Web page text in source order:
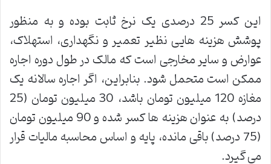
این کسر 25 درصدی یک نرخ ثابت بوده و به منظور
پوشش هزینه هایی نظیر تعمیر و نگهداری، استهلاک،
عوارض و سایر مخارجی است که مالک در طول دوره اجاره
ممکن است متحمل شود. بنابراین، اگر اجاره سالانه یک
مغازه 120 میلیون تومان باشد، 30 میلیون تومان (25
درصد) به عنوان هزینه ها کسر شده و 90 میلیون تومان
(75 درصد) باقی مانده، پایه و اساس محاسبه مالیات قرار
می گیرد.